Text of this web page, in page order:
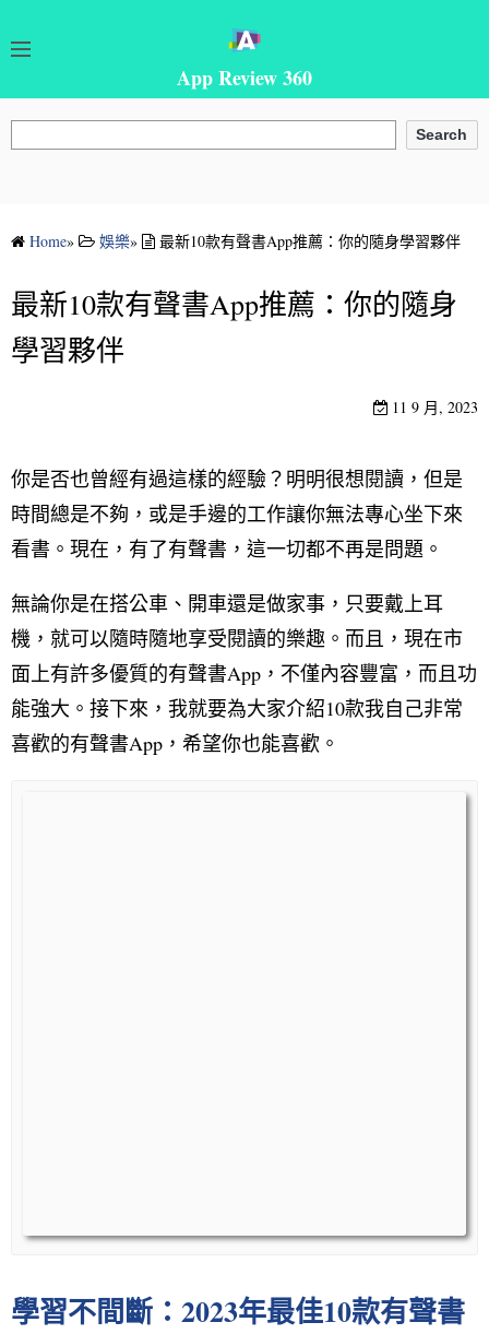
App Review 360
Search
Home» 娛樂» 最新10款有聲書App推薦：你的隨身學習夥伴
最新10款有聲書App推薦：你的隨身
學習夥伴
11 9 月, 2023
你是否也曾經有過這樣的經驗？明明很想閱讀，但是
時間總是不夠，或是手邊的工作讓你無法專心坐下來
看書。現在，有了有聲書，這一切都不再是問題。
無論你是在搭公車、開車還是做家事，只要戴上耳
機，就可以隨時隨地享受閱讀的樂趣。而且，現在市
面上有許多優質的有聲書App，不僅內容豐富，而且功
能強大。接下來，我就要為大家介紹10款我自己非常
喜歡的有聲書App，希望你也能喜歡。
學習不間斷：2023年最佳10款有聲書